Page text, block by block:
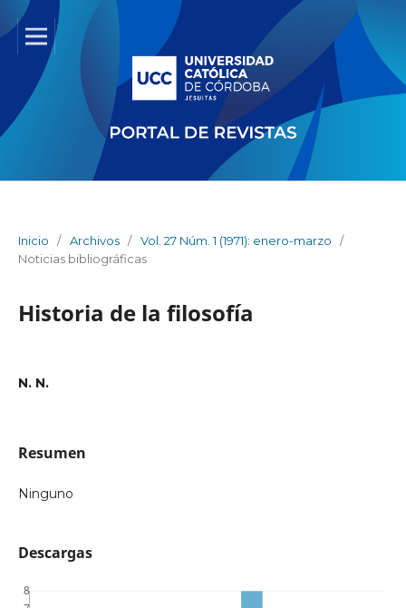
Inicio / Archivos / Vol. 27 Núm. 1 (1971): enero-marzo
/
Noticias bibliográficas
Historia de la filosofía
N. N.
Resumen
Ninguno
Descargas